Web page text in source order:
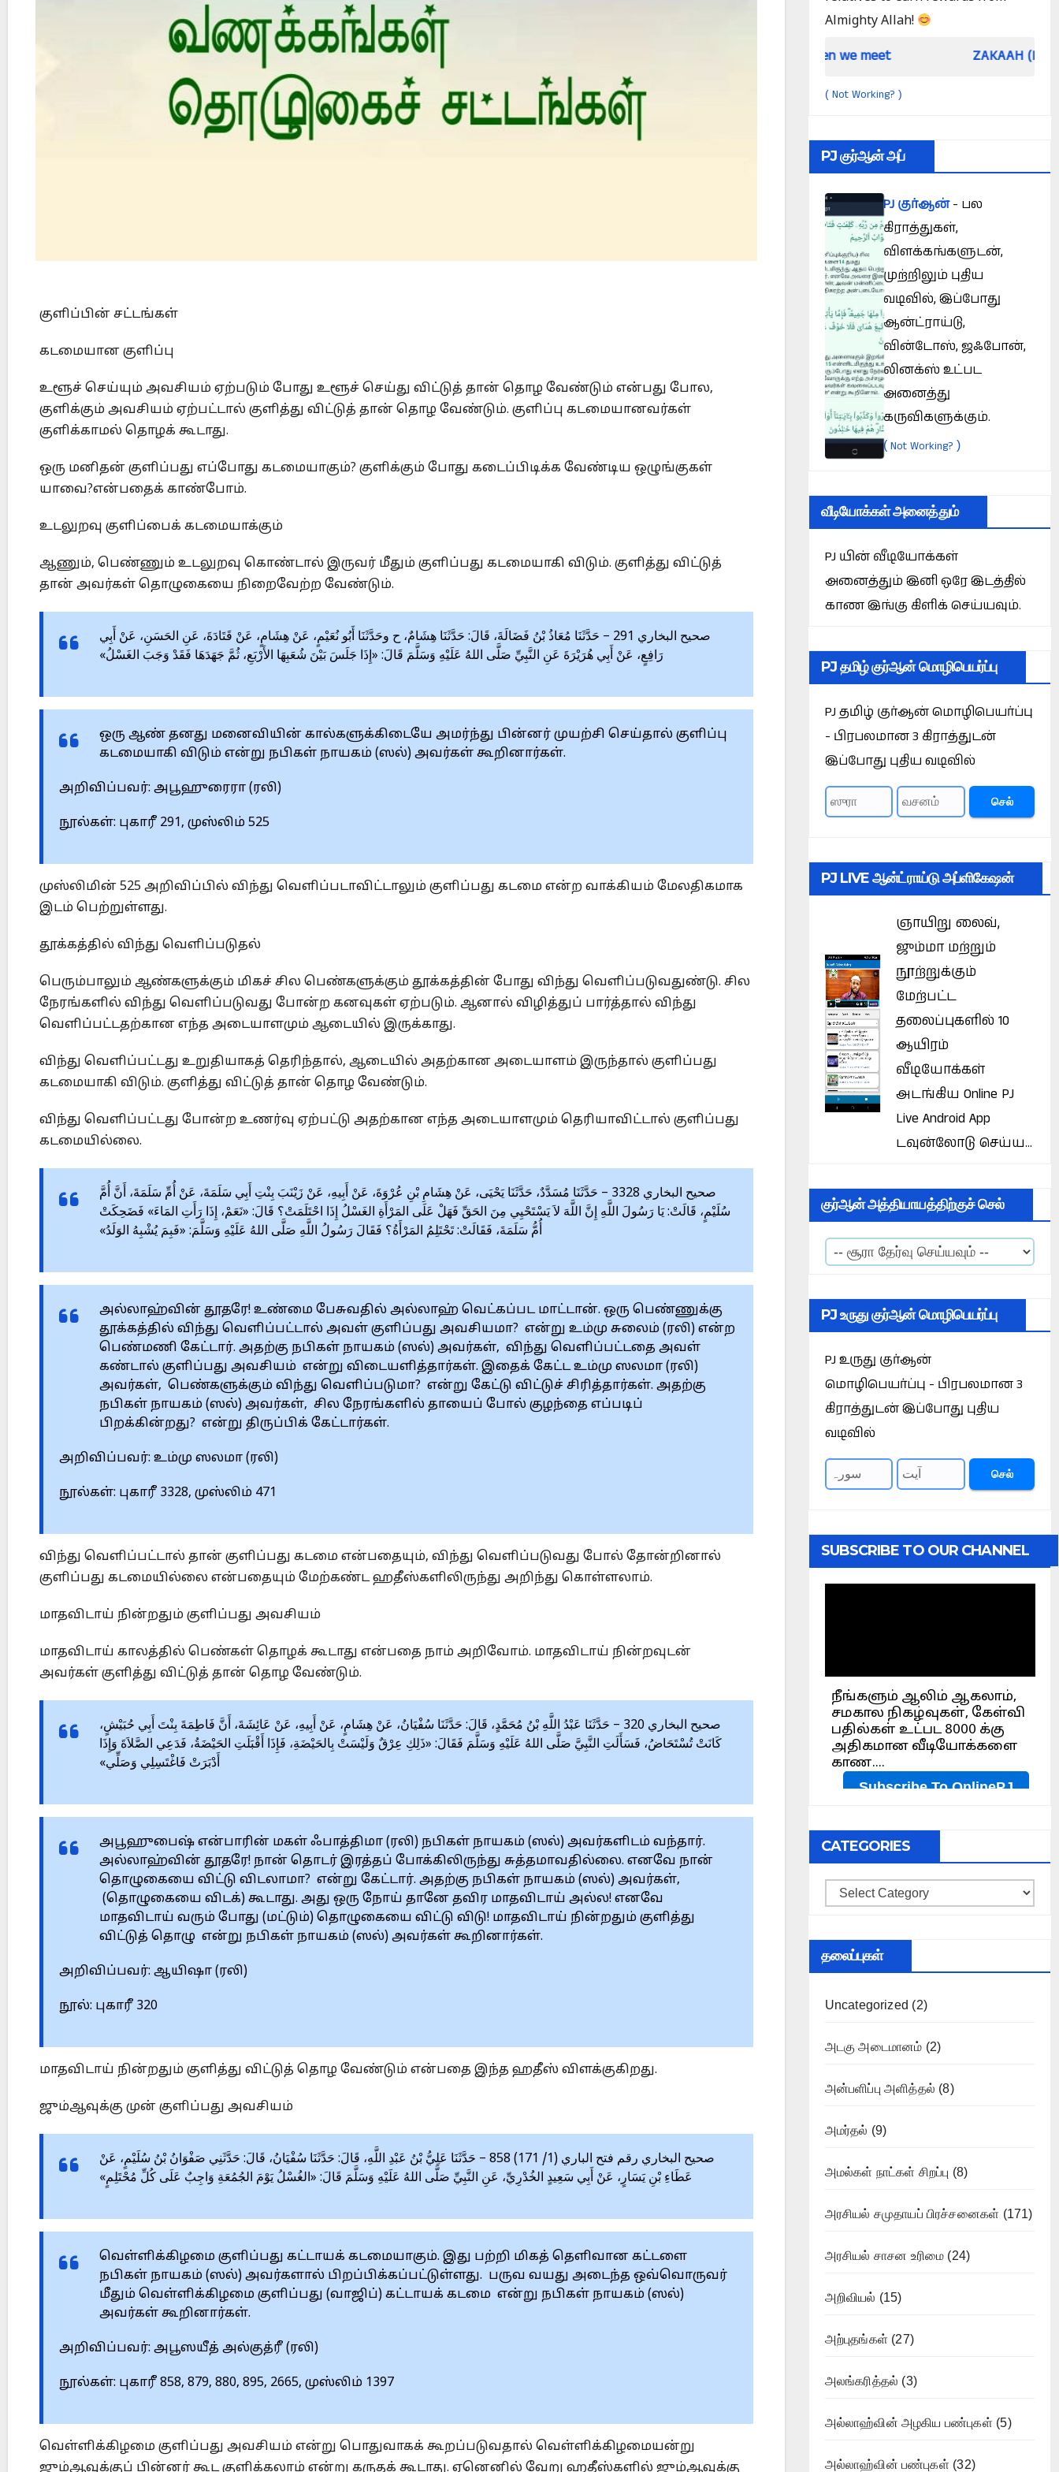
குளிப்பின் சட்டங்கள்
கடமையான குளிப்பு
உளூச் செய்யும் அவசியம் ஏற்படும் போது உளூச் செய்து விட்டுத் தான் தொழ வேண்டும் என்பது போல,
குளிக்கும் அவசியம் ஏற்பட்டால் குளித்து விட்டுத் தான் தொழ வேண்டும். குளிப்பு கடமையானவர்கள்
குளிக்காமல் தொழக் கூடாது.
ஒரு மனிதன் குளிப்பது எப்போது கடமையாகும்? குளிக்கும் போது கடைப்பிடிக்க வேண்டிய ஒழுங்குகள்
யாவை?என்பதைக் காண்போம்.
உடலுறவு குளிப்பைக் கடமையாக்கும்
ஆணும், பெண்ணும் உடலுறவு கொண்டால் இருவர் மீதும் குளிப்பது கடமையாகி விடும். குளித்து விட்டுத்
தான் அவர்கள் தொழுகையை நிறைவேற்ற வேண்டும்.
صحيح البخاري 291 – حَدَّثَنَا مُعَاذُ بْنُ فَضَالَةَ، قَالَ: حَدَّثَنَا هِشَامٌ، ح وحَدَّثَنَا أَبُو نُعَيْمٍ، عَنْ هِشَامٍ، عَنْ قَتَادَةَ، عَنِ الحَسَنِ، عَنْ أَبِي
رَافِعٍ، عَنْ أَبِي هُرَيْرَةَ عَنِ النَّبِيِّ صَلَّى اللهُ عَلَيْهِ وَسَلَّمَ قَالَ: «إِذَا جَلَسَ بَيْنَ شُعَبِهَا الأَرْبَعِ، ثُمَّ جَهَدَهَا فَقَدْ وَجَبَ الغَسْلُ»
ஒரு ஆண் தனது மனைவியின் கால்களுக்கிடையே அமர்ந்து பின்னர் முயற்சி செய்தால் குளிப்பு
கடமையாகி விடும் என்று நபிகள் நாயகம் (ஸல்) அவர்கள் கூறினார்கள்.
அறிவிப்பவர்: அபூஹுரைரா (ரலி)
நூல்கள்: புகாரீ 291, முஸ்லிம் 525
முஸ்லிமின் 525 அறிவிப்பில் விந்து வெளிப்படாவிட்டாலும் குளிப்பது கடமை என்ற வாக்கியம் மேலதிகமாக
இடம் பெற்றுள்ளது.
தூக்கத்தில் விந்து வெளிப்படுதல்
பெரும்பாலும் ஆண்களுக்கும் மிகச் சில பெண்களுக்கும் தூக்கத்தின் போது விந்து வெளிப்படுவதுண்டு. சில
நேரங்களில் விந்து வெளிப்படுவது போன்ற கனவுகள் ஏற்படும். ஆனால் விழித்துப் பார்த்தால் விந்து
வெளிப்பட்டதற்கான எந்த அடையாளமும் ஆடையில் இருக்காது.
விந்து வெளிப்பட்டது உறுதியாகத் தெரிந்தால், ஆடையில் அதற்கான அடையாளம் இருந்தால் குளிப்பது
கடமையாகி விடும். குளித்து விட்டுத் தான் தொழ வேண்டும்.
விந்து வெளிப்பட்டது போன்ற உணர்வு ஏற்பட்டு அதற்கான எந்த அடையாளமும் தெரியாவிட்டால் குளிப்பது
கடமையில்லை.
صحيح البخاري 3328 – حَدَّثَنَا مُسَدَّدٌ، حَدَّثَنَا يَحْيَى، عَنْ هِشَامِ بْنِ عُرْوَةَ، عَنْ أَبِيهِ، عَنْ زَيْنَبَ بِنْتِ أَبِي سَلَمَةَ، عَنْ أُمِّ سَلَمَةَ، أَنَّ أُمَّ
سُلَيْمٍ، قَالَتْ: يَا رَسُولَ اللَّهِ إِنَّ اللَّهَ لاَ يَسْتَحْيِي مِنَ الحَقِّ فَهَلْ عَلَى المَرْأَةِ الغَسْلُ إِذَا احْتَلَمَتْ؟ قَالَ: «نَعَمْ، إِذَا رَأَتِ المَاءَ» فَضَحِكَتْ
أُمُّ سَلَمَةَ، فَقَالَتْ: تَحْتَلِمُ المَرْأَةُ؟ فَقَالَ رَسُولُ اللَّهِ صَلَّى اللهُ عَلَيْهِ وَسَلَّمَ: «فَبِمَ يُشْبِهُ الوَلَدُ»
அல்லாஹ்வின் தூதரே! உண்மை பேசுவதில் அல்லாஹ் வெட்கப்பட மாட்டான். ஒரு பெண்ணுக்கு
தூக்கத்தில் விந்து வெளிப்பட்டால் அவள் குளிப்பது அவசியமா? என்று உம்மு சுலைம் (ரலி) என்ற
பெண்மணி கேட்டார். அதற்கு நபிகள் நாயகம் (ஸல்) அவர்கள், விந்து வெளிப்பட்டதை அவள்
கண்டால் குளிப்பது அவசியம் என்று விடையளித்தார்கள். இதைக் கேட்ட உம்மு ஸலமா (ரலி)
அவர்கள், பெண்களுக்கும் விந்து வெளிப்படுமா? என்று கேட்டு விட்டுச் சிரித்தார்கள். அதற்கு
நபிகள் நாயகம் (ஸல்) அவர்கள், சில நேரங்களில் தாயைப் போல் குழந்தை எப்படிப்
பிறக்கின்றது? என்று திருப்பிக் கேட்டார்கள்.
அறிவிப்பவர்: உம்மு ஸலமா (ரலி)
நூல்கள்: புகாரீ 3328, முஸ்லிம் 471
விந்து வெளிப்பட்டால் தான் குளிப்பது கடமை என்பதையும், விந்து வெளிப்படுவது போல் தோன்றினால்
குளிப்பது கடமையில்லை என்பதையும் மேற்கண்ட ஹதீஸ்களிலிருந்து அறிந்து கொள்ளலாம்.
மாதவிடாய் நின்றதும் குளிப்பது அவசியம்
மாதவிடாய் காலத்தில் பெண்கள் தொழக் கூடாது என்பதை நாம் அறிவோம். மாதவிடாய் நின்றவுடன்
அவர்கள் குளித்து விட்டுத் தான் தொழ வேண்டும்.
صحيح البخاري 320 – حَدَّثَنَا عَبْدُ اللَّهِ بْنُ مُحَمَّدٍ، قَالَ: حَدَّثَنَا سُفْيَانُ، عَنْ هِشَامٍ، عَنْ أَبِيهِ، عَنْ عَائِشَةَ، أَنَّ فَاطِمَةَ بِنْتَ أَبِي حُبَيْشٍ،
كَانَتْ تُسْتَحَاضُ، فَسَأَلَتِ النَّبِيَّ صَلَّى اللهُ عَلَيْهِ وَسَلَّمَ فَقَالَ: «ذَلِكِ عِرْقٌ وَلَيْسَتْ بِالحَيْضَةِ، فَإِذَا أَقْبَلَتِ الحَيْضَةُ، فَدَعِي الصَّلاَةَ وَإِذَا
أَدْبَرَتْ فَاغْتَسِلِي وَصَلِّي»
அபூஹுபைஷ் என்பாரின் மகள் ஃபாத்திமா (ரலி) நபிகள் நாயகம் (ஸல்) அவர்களிடம் வந்தார்.
அல்லாஹ்வின் தூதரே! நான் தொடர் இரத்தப் போக்கிலிருந்து சுத்தமாவதில்லை. எனவே நான்
தொழுகையை விட்டு விடலாமா? என்று கேட்டார். அதற்கு நபிகள் நாயகம் (ஸல்) அவர்கள்,
(தொழுகையை விடக்) கூடாது. அது ஒரு நோய் தானே தவிர மாதவிடாய் அல்ல! எனவே
மாதவிடாய் வரும் போது (மட்டும்) தொழுகையை விட்டு விடு! மாதவிடாய் நின்றதும் குளித்து
விட்டுத் தொழு என்று நபிகள் நாயகம் (ஸல்) அவர்கள் கூறினார்கள்.
அறிவிப்பவர்: ஆயிஷா (ரலி)
நூல்: புகாரீ 320
மாதவிடாய் நின்றதும் குளித்து விட்டுத் தொழ வேண்டும் என்பதை இந்த ஹதீஸ் விளக்குகிறது.
ஜும்ஆவுக்கு முன் குளிப்பது அவசியம்
صحيح البخاري رقم فتح الباري (1/ 171) 858 – حَدَّثَنَا عَلِيُّ بْنُ عَبْدِ اللَّهِ، قَالَ: حَدَّثَنَا سُفْيَانُ، قَالَ: حَدَّثَنِي صَفْوَانُ بْنُ سُلَيْمٍ، عَنْ
عَطَاءِ بْنِ يَسَارٍ، عَنْ أَبِي سَعِيدٍ الخُدْرِيِّ، عَنِ النَّبِيِّ صَلَّى اللهُ عَلَيْهِ وَسَلَّمَ قَالَ: «الغُسْلُ يَوْمَ الجُمُعَةِ وَاجِبٌ عَلَى كُلِّ مُحْتَلِمٍ»
வெள்ளிக்கிழமை குளிப்பது கட்டாயக் கடமையாகும். இது பற்றி மிகத் தெளிவான கட்டளை
நபிகள் நாயகம் (ஸல்) அவர்களால் பிறப்பிக்கப்பட்டுள்ளது. பருவ வயது அடைந்த ஒவ்வொருவர்
மீதும் வெள்ளிக்கிழமை குளிப்பது (வாஜிப்) கட்டாயக் கடமை என்று நபிகள் நாயகம் (ஸல்)
அவர்கள் கூறினார்கள்.
அறிவிப்பவர்: அபூஸயீத் அல்குத்ரீ (ரலி)
நூல்கள்: புகாரீ 858, 879, 880, 895, 2665, முஸ்லிம் 1397
வெள்ளிக்கிழமை குளிப்பது அவசியம் என்று பொதுவாகக் கூறப்படுவதால் வெள்ளிக்கிழமையன்று
ஜும்ஆவுக்குப் பின்னர் கூட குளிக்கலாம் என்று கருதக் கூடாது. ஏனெனில் வேறு ஹதீஸ்களில் ஜும்ஆவுக்கு
Almighty Allah!
Did Jesus Resurrect on Sunday or Monday? Is Prophet Muhammad superior to Jesus? ZAKAAH (In the light of
( Not Working? )
PJ குர்ஆன் அப்
PJ குர்ஆன்- பல
கிராத்துகள்,
விளக்கங்களுடன்,
முற்றிலும் புதிய
வடிவில், இப்போது
ஆன்ட்ராய்டு,
வின்டோஸ், ஜஃபோன்,
லினக்ஸ் உட்பட
அனைத்து
கருவிகளுக்கும்.
(Not Working? )
வீடியோக்கள் அனைத்தும்
PJ யின் வீடியோக்கள்
அனைத்தும் இனி ஒரே இடத்தில்
காண இங்கு கிளிக் செய்யவும்.
PJ தமிழ் குர்ஆன் மொழிபெயர்ப்பு
PJ தமிழ் குர்ஆன் மொழிபெயர்ப்பு
- பிரபலமான 3 கிராத்துடன்
இப்போது புதிய வடிவில்
செல்
PJ LIVE ஆன்ட்ராய்டு அப்ளிகேஷன்
ஞாயிறு லைவ்,
ஜும்மா மற்றும்
நூற்றுக்கும்
மேற்பட்ட
தலைப்புகளில் 10
ஆயிரம்
வீடியோக்கள்
அடங்கிய Online PJ
Live Android App
டவுன்லோடு செய்ய...
குர்ஆன் அத்தியாயத்திற்குச் செல்
PJ உருது குர்ஆன் மொழிபெயர்ப்பு
PJ உருது குர்ஆன்
மொழிபெயர்ப்பு - பிரபலமான 3
கிராத்துடன் இப்போது புதிய
வடிவில்
செல்
SUBSCRIBE TO OUR CHANNEL
CATEGORIES
Categories
தலைப்புகள்
Uncategorized (2)
அடகு அடைமானம் (2)
அன்பளிப்பு அளித்தல் (8)
அமர்தல் (9)
அமல்கள் நாட்கள் சிறப்பு (8)
அரசியல் சமுதாயப் பிரச்சனைகள் (171)
அரசியல் சாசன உரிமை (24)
அறிவியல் (15)
அற்புதங்கள் (27)
அலங்கரித்தல் (3)
அல்லாஹ்வின் அழகிய பண்புகள் (5)
அல்லாஹ்வின் பண்புகள் (32)